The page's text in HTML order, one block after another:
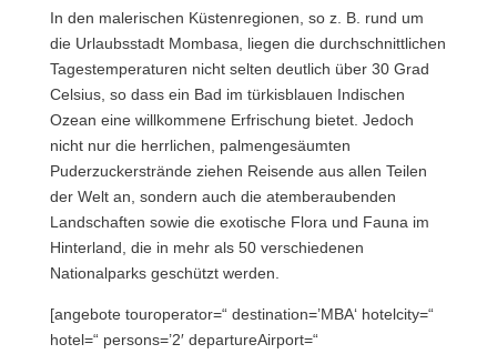
In den malerischen Küstenregionen, so z. B. rund um
die Urlaubsstadt Mombasa, liegen die durchschnittlichen
Tagestemperaturen nicht selten deutlich über 30 Grad
Celsius, so dass ein Bad im türkisblauen Indischen
Ozean eine willkommene Erfrischung bietet. Jedoch
nicht nur die herrlichen, palmengesäumten
Puderzuckerstrände ziehen Reisende aus allen Teilen
der Welt an, sondern auch die atemberaubenden
Landschaften sowie die exotische Flora und Fauna im
Hinterland, die in mehr als 50 verschiedenen
Nationalparks geschützt werden.
[angebote touroperator=“ destination=’MBA‘ hotelcity=“
hotel=“ persons=’2′ departureAirport=“